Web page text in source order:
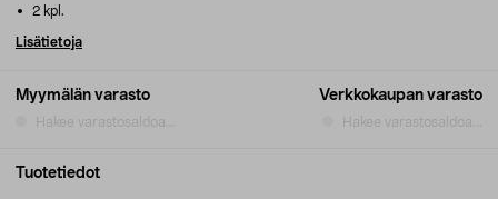
Myymälän varasto
Hakee varastosaldoa...
Verkkokaupan varasto
Hakee varastosaldoa...
2 kpl.
Lisätietoja
Tuotetiedot